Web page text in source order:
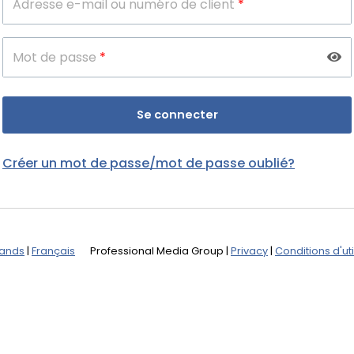
Adresse e-mail ou numéro de client *
Mot de passe *
Créer un mot de passe/mot de passe oublié?
| Français Professional Media Group | Privacy| Conditions